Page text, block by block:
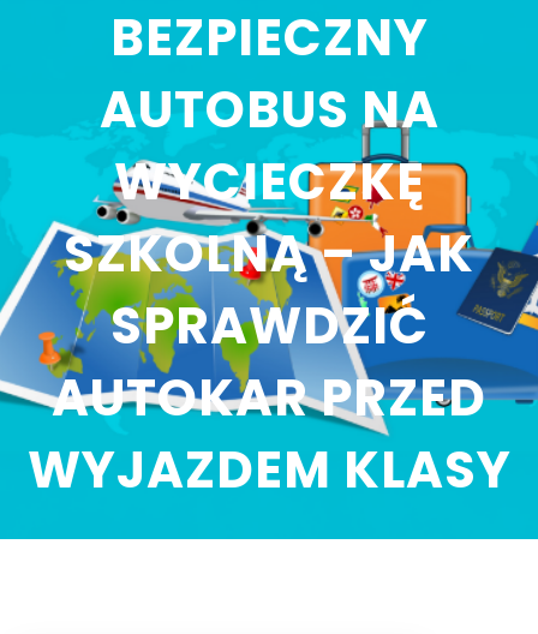
BEZPIECZNY
AUTOBUS NA
WYCIECZKĘ
SZKOLNĄ – JAK
SPRAWDZIĆ
AUTOKAR PRZED
WYJAZDEM KLASY